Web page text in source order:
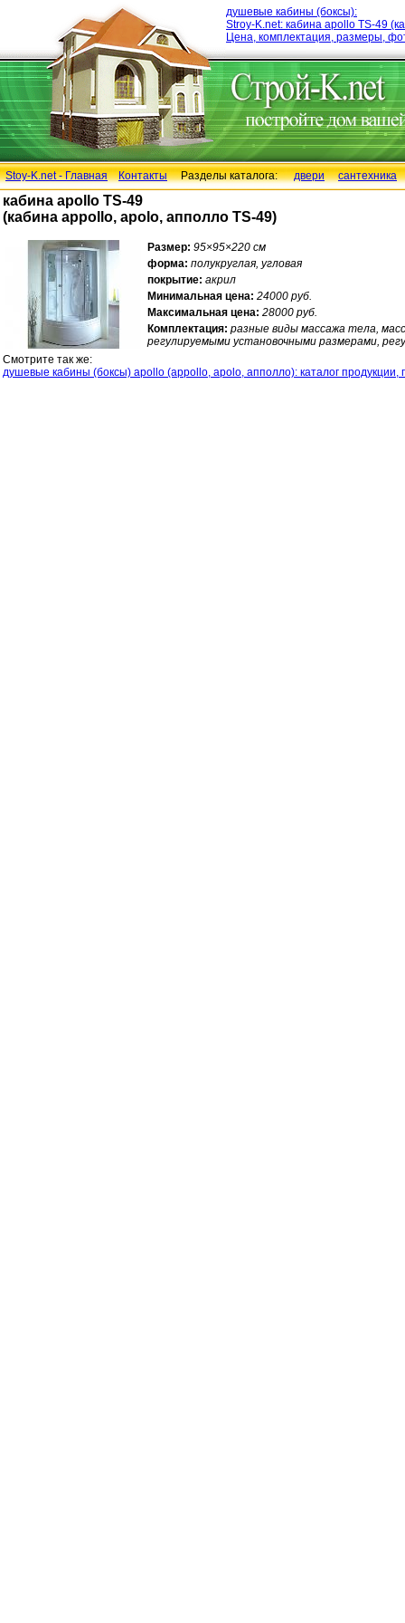
душевые кабины (боксы):
Stroy-K.net: кабина apollo TS-49
Цена, комплектация, размеры,
Stoy-K.net - Главная КонтактыРазделы каталога:двери сантехника
кабина apollo TS-49
(кабина appollo, apolo, апполло TS-49)
Размер: 95×95×220 см
форма: полукруглая, угловая
покрытие: акрил
Минимальная цена: 24000 руб.
Максимальная цена: 28000 руб.
Комплектация: разные виды массажа тела,
регулируемыми установочными размерами,
Смотрите так же:
душевые кабины (боксы) apollo (appollo, apolo, апполло): каталог продукции,